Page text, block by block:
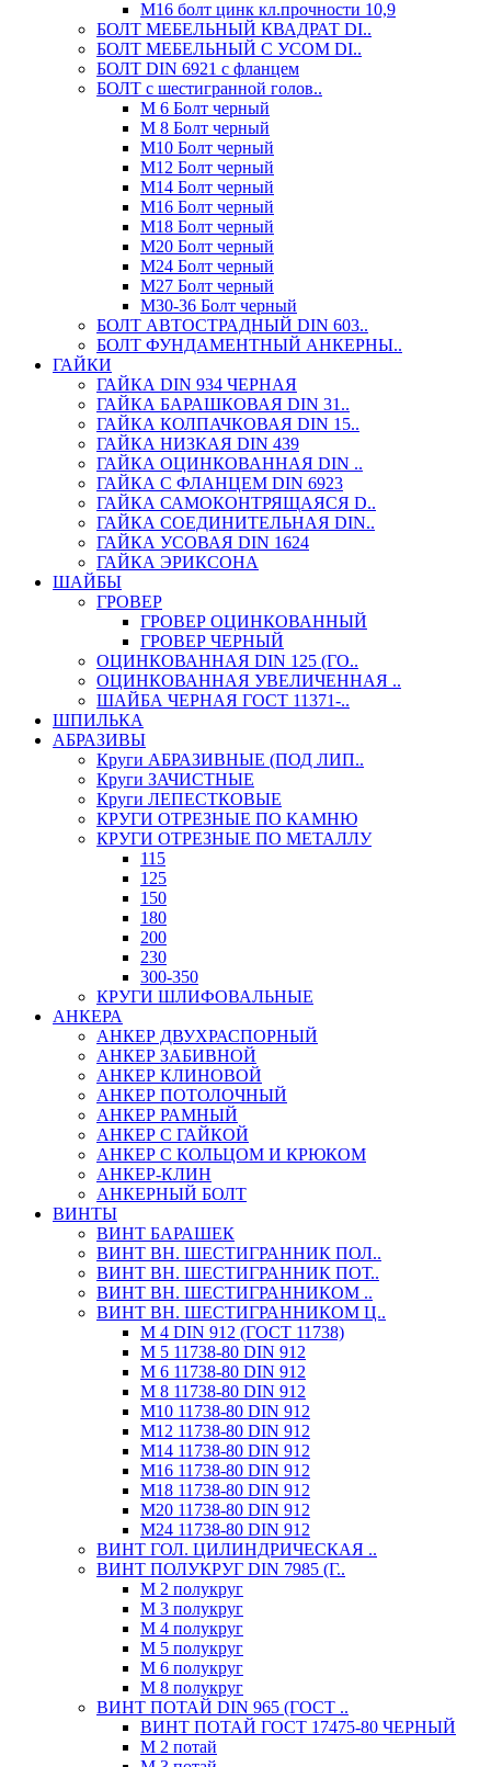
М16 болт цинк кл.прочности 10,9
БОЛТ МЕБЕЛЬНЫЙ КВАДРАТ DI..
БОЛТ МЕБЕЛЬНЫЙ С УСОМ DI..
БОЛТ DIN 6921 c фланцем
БОЛТ с шестигранной голов..
М 6 Болт черный
М 8 Болт черный
М10 Болт черный
М12 Болт черный
М14 Болт черный
М16 Болт черный
М18 Болт черный
М20 Болт черный
М24 Болт черный
М27 Болт черный
М30-36 Болт черный
БОЛТ АВТОСТРАДНЫЙ DIN 603..
БОЛТ ФУНДАМЕНТНЫЙ АНКЕРНЫ..
ГАЙКИ
ГАЙКА DIN 934 ЧЕРНАЯ
ГАЙКА БАРАШКОВАЯ DIN 31..
ГАЙКА КОЛПАЧКОВАЯ DIN 15..
ГАЙКА НИЗКАЯ DIN 439
ГАЙКА ОЦИНКОВАННАЯ DIN ..
ГАЙКА С ФЛАНЦЕМ DIN 6923
ГАЙКА САМОКОНТРЯЩАЯСЯ D..
ГАЙКА СОЕДИНИТЕЛЬНАЯ DIN..
ГАЙКА УСОВАЯ DIN 1624
ГАЙКА ЭРИКСОНА
ШАЙБЫ
ГРОВЕР
ГРОВЕР ОЦИНКОВАННЫЙ
ГРОВЕР ЧЕРНЫЙ
ОЦИНКОВАННАЯ DIN 125 (ГО..
ОЦИНКОВАННАЯ УВЕЛИЧЕННАЯ ..
ШАЙБА ЧЕРНАЯ ГОСТ 11371-..
ШПИЛЬКА
АБРАЗИВЫ
Круги АБРАЗИВНЫЕ (ПОД ЛИП..
Круги ЗАЧИСТНЫЕ
Круги ЛЕПЕСТКОВЫЕ
КРУГИ ОТРЕЗНЫЕ ПО КАМНЮ
КРУГИ ОТРЕЗНЫЕ ПО МЕТАЛЛУ
115
125
150
180
200
230
300-350
КРУГИ ШЛИФОВАЛЬНЫЕ
АНКЕРА
АНКЕР ДВУХРАСПОРНЫЙ
АНКЕР ЗАБИВНОЙ
АНКЕР КЛИНОВОЙ
АНКЕР ПОТОЛОЧНЫЙ
АНКЕР РАМНЫЙ
АНКЕР С ГАЙКОЙ
АНКЕР С КОЛЬЦОМ И КРЮКОМ
АНКЕР-КЛИН
АНКЕРНЫЙ БОЛТ
ВИНТЫ
ВИНТ БАРАШЕК
ВИНТ ВН. ШЕСТИГРАННИК ПОЛ..
ВИНТ ВН. ШЕСТИГРАННИК ПОТ..
ВИНТ ВН. ШЕСТИГРАННИКОМ ..
ВИНТ ВН. ШЕСТИГРАННИКОМ Ц..
М 4 DIN 912 (ГОСТ 11738)
М 5 11738-80 DIN 912
М 6 11738-80 DIN 912
М 8 11738-80 DIN 912
М10 11738-80 DIN 912
М12 11738-80 DIN 912
М14 11738-80 DIN 912
М16 11738-80 DIN 912
М18 11738-80 DIN 912
М20 11738-80 DIN 912
М24 11738-80 DIN 912
ВИНТ ГОЛ. ЦИЛИНДРИЧЕСКАЯ ..
ВИНТ ПОЛУКРУГ DIN 7985 (Г..
М 2 полукруг
М 3 полукруг
М 4 полукруг
М 5 полукруг
М 6 полукруг
М 8 полукруг
ВИНТ ПОТАЙ DIN 965 (ГОСТ ..
ВИНТ ПОТАЙ ГОСТ 17475-80 ЧЕРНЫЙ
М 2 потай